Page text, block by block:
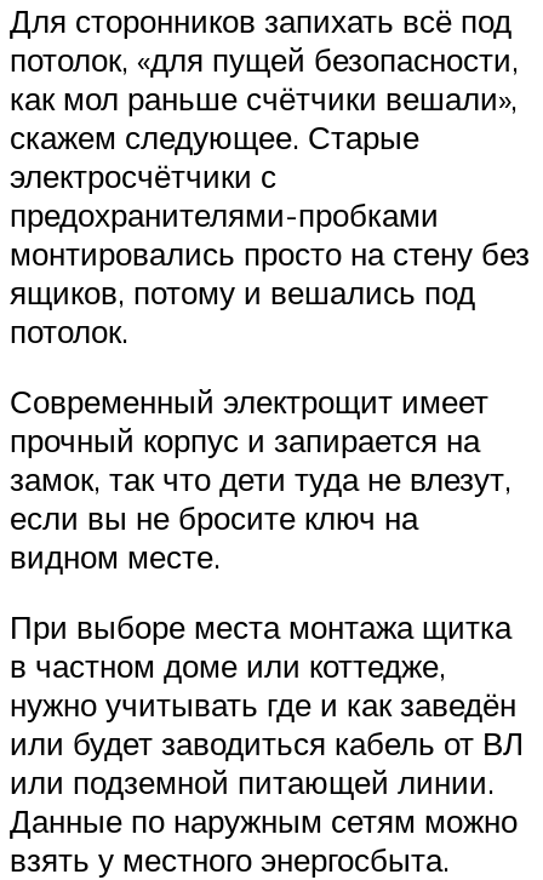
Для сторонников запихать всё под
потолок, «для пущей безопасности,
как мол раньше счётчики вешали»,
скажем следующее. Старые
электросчётчики с
предохранителями-пробками
монтировались просто на стену без
ящиков, потому и вешались под
потолок.
Современный электрощит имеет
прочный корпус и запирается на
замок, так что дети туда не влезут,
если вы не бросите ключ на
видном месте.
При выборе места монтажа щитка
в частном доме или коттедже,
нужно учитывать где и как заведён
или будет заводиться кабель от ВЛ
или подземной питающей линии.
Данные по наружным сетям можно
взять у местного энергосбыта.